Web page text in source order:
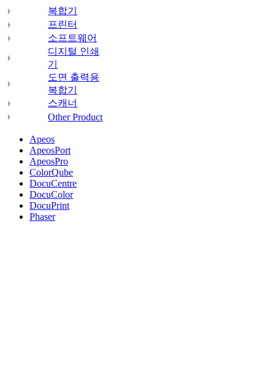
복합기
프린터
소프트웨어
디지털 인쇄
기
도면 출력용
복합기
스캐너
Other Product
Apeos
ApeosPort
ApeosPro
ColorQube
DocuCentre
DocuColor
DocuPrint
Phaser